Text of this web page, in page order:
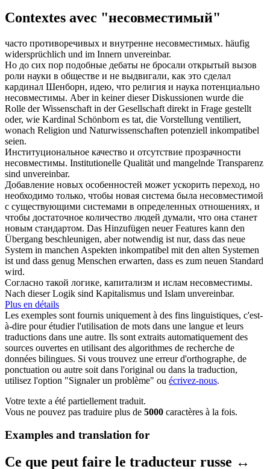
Contextes avec "несовместимый"
часто противоречивых и внутренне несовместимых. häufig
widersprüchlich und im Innern unvereinbar.
Но до сих пор подобные дебаты не бросали открытый вызов
роли науки в обществе и не выдвигали, как это сделал
кардинал Шенборн, идею, что религия и наука потенциально
несовместимы. Aber in keiner dieser Diskussionen wurde die
Rolle der Wissenschaft in der Gesellschaft direkt in Frage gestellt
oder, wie Kardinal Schönborn es tat, die Vorstellung ventiliert,
wonach Religion und Naturwissenschaften potenziell inkompatibel
seien.
Институциональное качество и отсутствие прозрачности
несовместимы. Institutionelle Qualität und mangelnde Transparenz
sind unvereinbar.
Добавление новых особенностей может ускорить переход, но
необходимо только, чтобы новая система была несовместимой
с существующими системами в определенных отношениях, и
чтобы достаточное количество людей думали, что она станет
новым стандартом. Das Hinzufügen neuer Features kann den
Übergang beschleunigen, aber notwendig ist nur, dass das neue
System in manchen Aspekten inkompatibel mit den alten Systemen
ist und dass genug Menschen erwarten, dass es zum neuen Standard
wird.
Согласно такой логике, капитализм и ислам несовместимы.
Nach dieser Logik sind Kapitalismus und Islam unvereinbar.
Plus en détails
Les exemples sont fournis uniquement à des fins linguistiques, c'est-
à-dire pour étudier l'utilisation de mots dans une langue et leurs
traductions dans une autre. Ils sont extraits automatiquement des
sources ouvertes en utilisant des algorithmes de recherche de
données bilingues. Si vous trouvez une erreur d'orthographe, de
ponctuation ou autre soit dans l'original ou dans la traduction,
utilisez l'option "Signaler un problème" ou écrivez-nous.
Votre texte a été partiellement traduit.
Vous ne pouvez pas traduire plus de 5000 caractères à la fois.
Examples and translation for
Ce que peut faire le traducteur russe ↔